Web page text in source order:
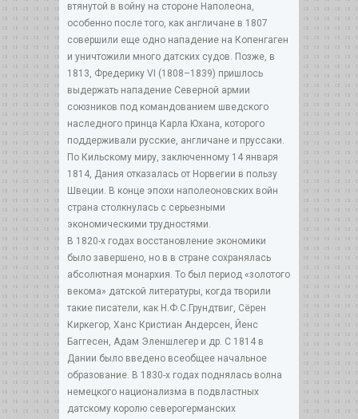
втянутой в войну на стороне Наполеона,
особенно после того, как англичане в 1807
совершили еще одно нападение на Копенгаген
и уничтожили много датских судов. Позже, в
1813, Фредерику VI (1808–1839) пришлось
выдержать нападение Северной армии
союзников под командованием шведского
наследного принца Карла Юхана, которого
поддерживали русские, англичане и пруссаки.
По Кильскому миру, заключенному 14 января
1814, Дания отказалась от Норвегии в пользу
Швеции. В конце эпохи наполеоновских войн
страна столкнулась с серьезными
экономическими трудностями.
В 1820-х годах восстановление экономики
было завершено, но в в стране сохранялась
абсолютная монархия. То был период «золотого
векома» датской литературы, когда творили
такие писатели, как Н.Ф.С.Грундтвиг, Сёрен
Киркегор, Ханс Кристиан Андерсен, Йенс
Баггесен, Адам Эленшлегер и др. С 1814 в
Дании было введено всеобщее начальное
образование. В 1830-х годах поднялась волна
немецкого национализма в подвластных
датскому королю северогерманских